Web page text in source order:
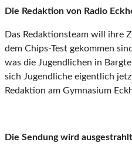
Die Redaktion von Radio
Das Redaktionsteam will ihre
dem Chips-Test gekommen
was die Jugendlichen in
sich Jugendliche eigentlich
Redaktion am Gymnasium
Die Sendung wird